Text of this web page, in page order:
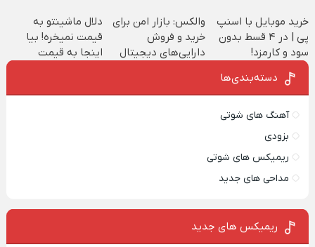
خرید موبایل با اسنپ
پی | در ۴ قسط بدون
سود و کارمزد!
والکس: بازار امن برای
خرید و فروش
دارایی‌های دیجیتال
دلال ماشینتو به
قیمت نمیخره! بیا
اینجا به قیمت
دسته‌بندی‌ها
آهنگ های شوتی
بزودی
ریمیکس های شوتی
مداحی های جدید
ریمیکس‌ های جدید